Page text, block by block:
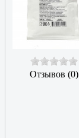
Отзывов (0)